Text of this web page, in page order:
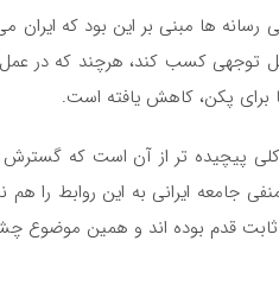
ها مبنی بر این بود که ایران
توجهی کسب کند، هرچند که در
برای پکن، کاهش یافته است.
پیچیده تر از آن است که گسترش
منفی جامعه ایرانی به این روابط را
قدم بوده اند و همین موضوع